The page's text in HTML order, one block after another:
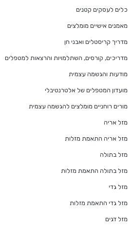
כלים לעסקים קטנים
מאמנים אישיים מומלצים
מדריך קריסטלים ואבני חן
מדריכים, קורסים, השתלמויות והרצאות למטפלים
מודעות והגשמה עצמית
מועדון המטפלים של אלטרנטיבלי
מורים רוחניים מומלצים להגשמה עצמית
מזל אריה
מזל אריה התאמת מזלות
מזל בתולה
מזל בתולה התאמת מזלות
מזל גדי
מזל גדי התאמת מזלות
מזל דגים